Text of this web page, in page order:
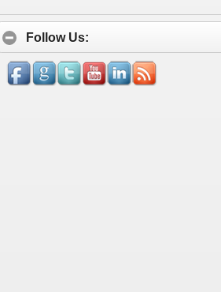
Follow Us: